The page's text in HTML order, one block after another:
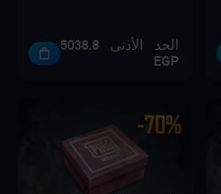
الحد الأدنى 5038.8
EGP